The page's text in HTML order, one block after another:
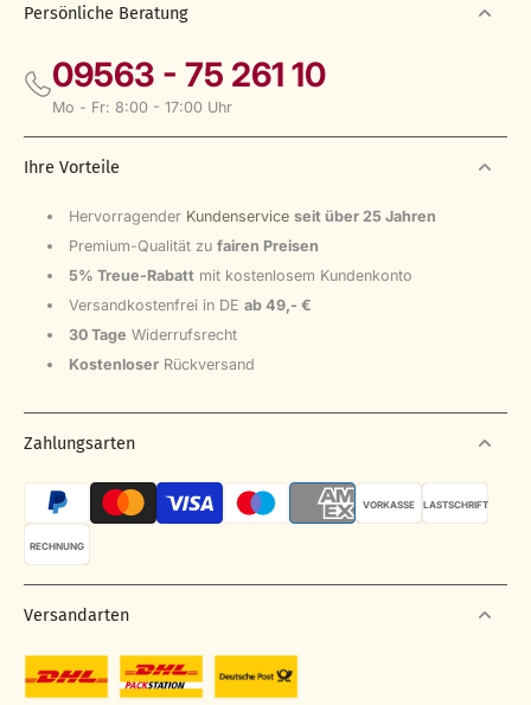
Persönliche Beratung
09563 - 75 261 10
Mo - Fr: 8:00 - 17:00 Uhr
Ihre Vorteile
Hervorragender Kundenservice seit über 25 Jahren
Premium-Qualität zu fairen Preisen
5% Treue-Rabatt mit kostenlosem Kundenkonto
Versandkostenfrei in DE ab 49,- €
30 Tage Widerrufsrecht
KostenloserRückversand
Zahlungsarten
VORKASSE LASTSCHRIFT
RECHNUNG
Versandarten